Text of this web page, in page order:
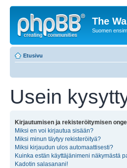
The
Suomen
Etusivu
Usein
Kirjautumisen ja rekisteröitymisen
Miksi en voi kirjautua sisään?
Miksi minun täytyy rekisteröityä?
Miksi kirjaudun ulos automaattisesti?
Kuinka estän käyttäjänimeni näkymästä
Kadotin salasanani!